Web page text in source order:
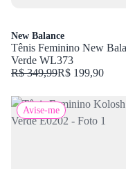
New Balance
Tênis Feminino New
Verde WL373
R$ 349,99R$ 199,90
Avise-me